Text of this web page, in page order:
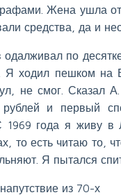
Жена ушла от
средства, да и
одалживал по
Я ходил пешком на
не смог. Сказал
и первый
1969 года я живу
то есть читаю то,
Я пытался
из 70-х